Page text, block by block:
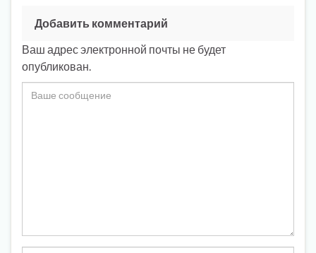
Добавить комментарий
Ваш адрес электронной почты не будет
опубликован.